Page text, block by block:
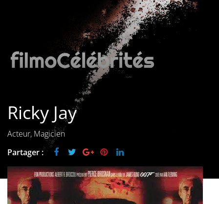
Les films par
Séries
interdits
Les Dossiers
Les disparus
Les acteurs
Les actrices
Les réalisateurs
Ricky Jay
Acteur, Magicien
Partager :